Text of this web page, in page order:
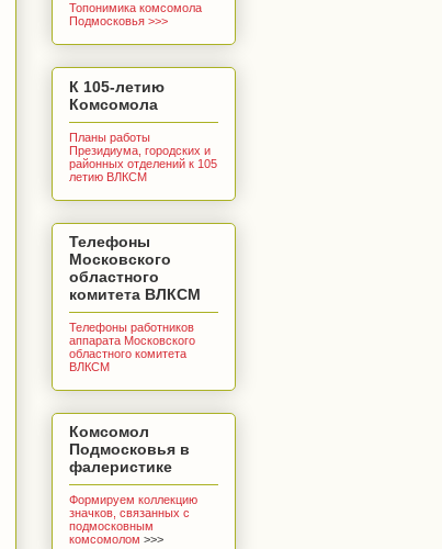
Топонимика комсомола
Подмосковья >>>
К 105-летию
Комсомола
Планы работы
Президиума, городских и
районных отделений к 105
летию ВЛКСМ
Телефоны
Московского
областного
комитета ВЛКСМ
Телефоны работников
аппарата Московского
областного комитета
ВЛКСМ
Комсомол
Подмосковья в
фалеристике
Формируем коллекцию
значков, связанных с
подмосковным
комсомолом >>>